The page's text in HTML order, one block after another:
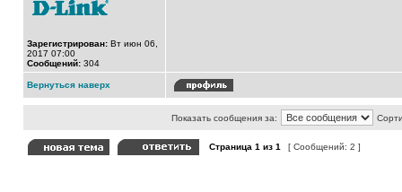
Зарегистрирован: Вт июн 06,
2017 07:00
Сообщений: 304
Вернуться наверх
Показать сообщения за:
Страница 1 из 1 [ Сообщений: 2 ]